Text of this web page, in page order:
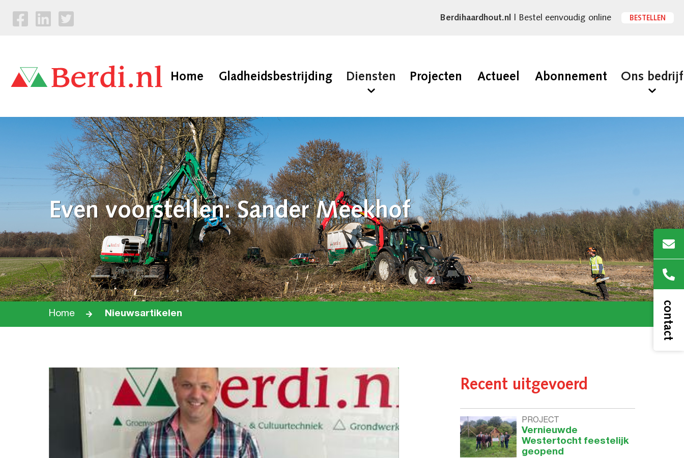
Berdihaardhout.nl | Bestel eenvoudig online BESTELLEN
Home Gladheidsbestrijding Diensten Projecten Actueel Abonnement Ons bedrijf
Even voorstellen: Sander Meekhof
Home Nieuwsartikelen
Recent uitgevoerd
PROJECT
Vernieuwde
Westertocht feestelijk
geopend
contact